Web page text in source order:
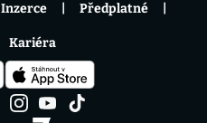
Inzerce Předplatné
Kariéra